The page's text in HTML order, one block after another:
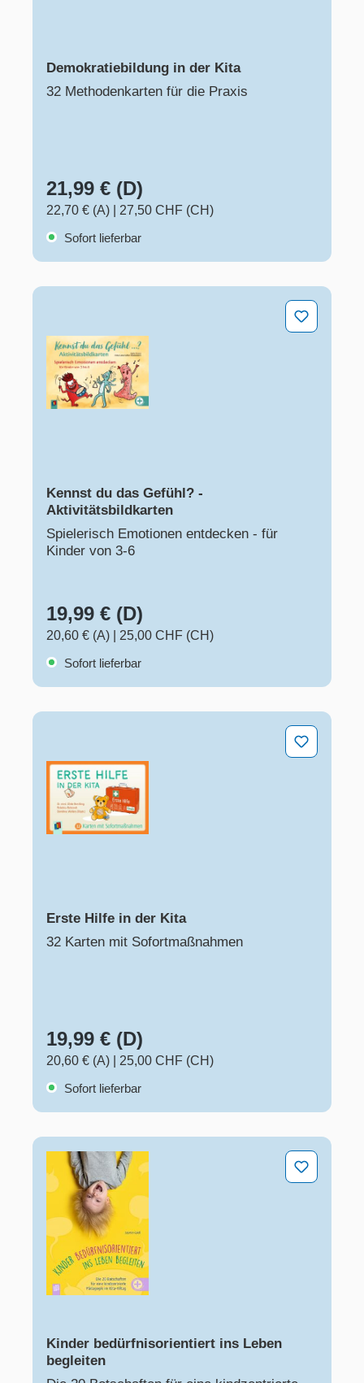
Demokratiebildung in der Kita
32 Methodenkarten für die Praxis
21,99 € (D)
22,70 € (A)
27,50 CHF (CH)
Sofort lieferbar
Kennst du das Gefühl? - Aktivitätsbildkarten
Kennst du das Gefühl? -
Aktivitätsbildkarten
Spielerisch Emotionen entdecken - für
Kinder von 3-6
19,99 € (D)
20,60 € (A)
25,00 CHF (CH)
Sofort lieferbar
Erste Hilfe in der Kita
32 Karten mit Sofortmaßnahmen
19,99 € (D)
20,60 € (A)
25,00 CHF (CH)
Sofort lieferbar
Kinder bedürfnisorientiert ins Leben begleiten
Kinder bedürfnisorientiert ins Leben
begleiten